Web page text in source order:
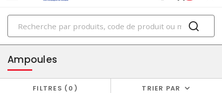
PRODUITS
éclairage
Ampoules
FILTRES 0 TRIER PAR